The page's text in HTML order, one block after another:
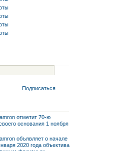
Подписаться
отметит 70-ю
основания 1 ноября
объявляет о начале
2020 года объектива